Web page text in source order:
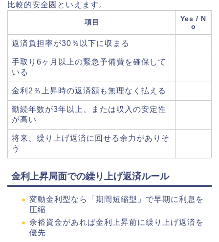
比較的安全圏といえます。
項目
Yes / N
o
返済負担率が30％以下に収まる
手取り6ヶ月以上の緊急予備費を確保して
いる
金利2％上昇時の返済額も無理なく払える
勤続年数が3年以上、または収入の安定性
が高い
将来、繰り上げ返済に回せる余力がありそ
う
金利上昇局面での繰り上げ返済ルール
変動金利型なら「期間短縮型」で早期に利息を
圧縮
余裕資金があれば金利上昇前に繰り上げ返済を
優先